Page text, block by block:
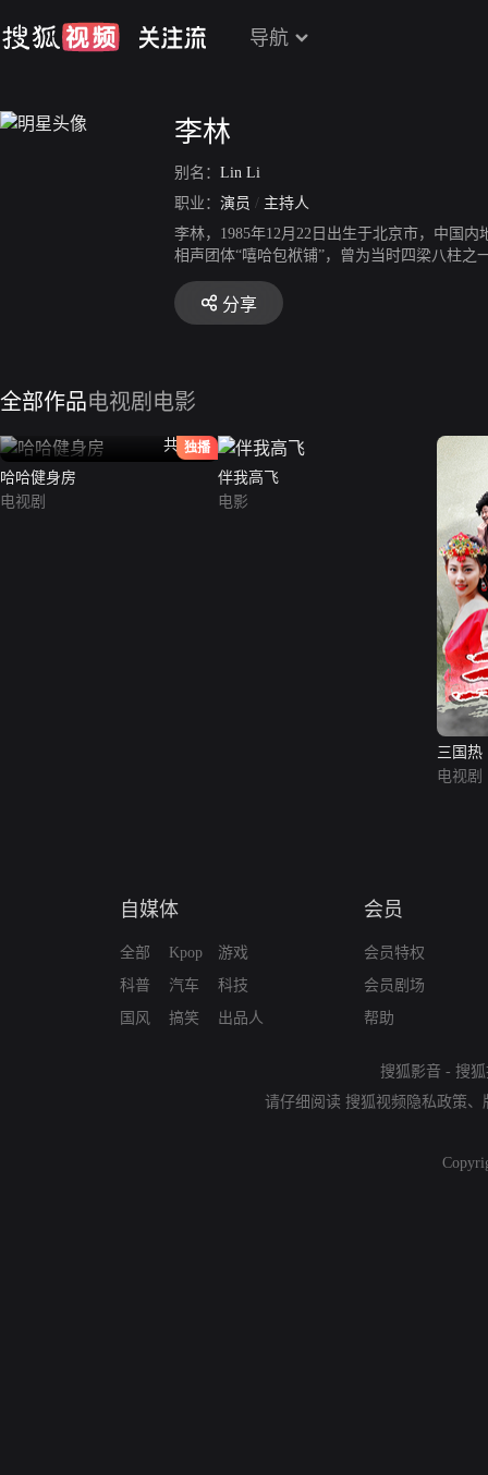
导航
李林
别名： Lin Li
职业： 演员 / 主持人
李林，1985年12月22日出生于北京市，中国
相声团体“嘻哈包袱铺”，曾为当时四梁八柱
电视剧《少帅》；同年，参演电视剧《传奇
生》；2016年1月起，参加《奇葩说第三季》
公甫”一角。2018年11月，担任《超级演说家
分享
全部作品电视剧 电影
共12全
独播
哈哈健身房
电视剧
伴我高飞
电影
三国热
电视剧
自媒体
全部
科普
国风
Kpop
汽车
搞笑
游戏
科技
出品人
会员
会员特权
会员剧场
帮助
搜狐影音 - 搜
请仔细阅读 搜狐视频隐私政策、